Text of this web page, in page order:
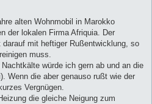
alten Wohnmobil in Marokko
der lokalen Firma Afriquia. Der
mit heftiger Rußentwicklung, so
muss.
würde ich gern ab und an die
Wenn die aber genauso rußt wie der
Vergnügen.
die gleiche Neigung zum